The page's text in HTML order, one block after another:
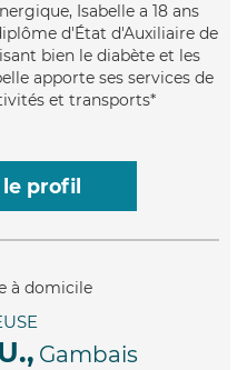
Isabelle a 18 ans
d'État d'Auxiliaire de
bien le diabète et les
apporte ses services de
et transports*
profil
Gambais